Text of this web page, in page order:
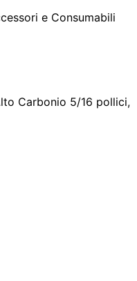
e Consumabili
Carbonio 5/16 pollici,